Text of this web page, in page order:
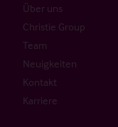
Über uns
Christie Group
Team
Neuigkeiten
Kontakt
Karriere